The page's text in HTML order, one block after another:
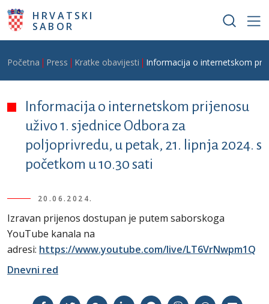
Skoči na glavni sadržaj
HRVATSKI
SABOR
Breadcrumb
Početna Press Kratke obavijesti Informacija o internetskom
Informacija o internetskom prijenosu
uživo 1. sjednice Odbora za
poljoprivredu, u petak, 21. lipnja 2024. s
početkom u 10.30 sati
20.06.2024.
Izravan prijenos dostupan je putem saborskoga
YouTube kanala na
adresi: https://www.youtube.com/live/LT6VrNwpm1Q
Dnevni red